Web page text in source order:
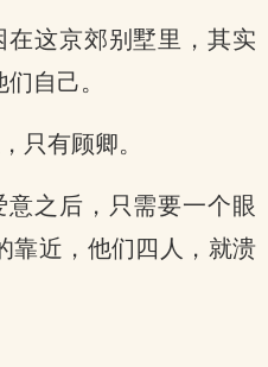
这京郊别墅里，其实
自己。
只有顾卿。
之后，只需要一个眼
靠近，他们四人，就溃